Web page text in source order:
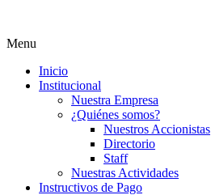
Menu
Inicio
Institucional
Nuestra Empresa
¿Quiénes somos?
Nuestros Accionistas
Directorio
Staff
Nuestras Actividades
Instructivos de Pago